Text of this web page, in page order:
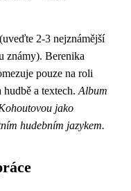
2-3 nejznámější
známy). Berenika
pouze na roli
a textech. Album
jako
hudebním jazykem.